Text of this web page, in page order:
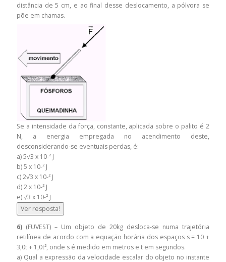
distância de 5 cm, e ao final desse deslocamento, a pólvora se
põe em chamas.
Se a intensidade da força, constante, aplicada sobre o palito é 2
N, a energia empregada no acendimento deste,
desconsiderando-se eventuais perdas, é:
a) 5√3 x 10-² J
b) 5 x 10-² J
c) 2√3 x 10-² J
d) 2 x 10-² J
e) √3 x 10-² J
Ver resposta!
6) (FUVEST) – Um objeto de 20kg desloca-se numa trajetória
retilínea de acordo com a equação horária dos espaços s = 10 +
3,0t + 1,0t², onde s é medido em metros e t em segundos.
a) Qual a expressão da velocidade escalar do objeto no instante